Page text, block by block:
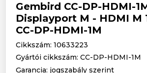
Gembird CC-DP-HDMI-
Displayport M - HDMI M
CC-DP-HDMI-1M
Cikkszám: 10633223
Gyártói cikkszám: CC-DP-HDMI-1M
Garancia: jogszabály szerint